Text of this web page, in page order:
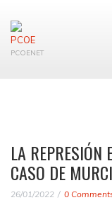
PCOENET
LA REPRESIÓN
CASO DE
26/01/2022 0